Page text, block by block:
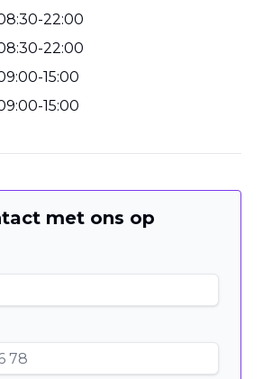
:30-22:00
:30-22:00
:00-15:00
:00-15:00
met ons op